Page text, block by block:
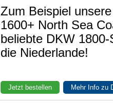
Zum Beispiel
1600+ North Sea
beliebte DKW
die Niederlande!
Jetzt bestellen Mehr Info zu